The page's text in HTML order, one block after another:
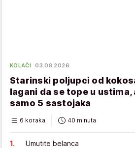
KOLAČI 03.08.2026.
Starinski poljupci od
lagani da se tope u ustima,
samo 5 sastojaka
6 koraka 40 minuta
Umutite belanca